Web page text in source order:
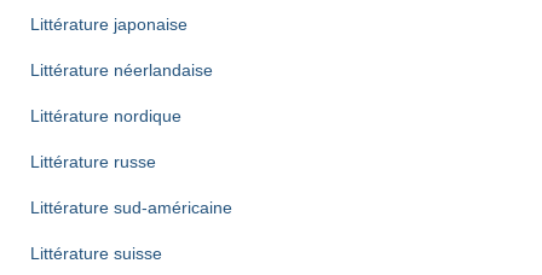
Littérature japonaise
Littérature néerlandaise
Littérature nordique
Littérature russe
Littérature sud-américaine
Littérature suisse